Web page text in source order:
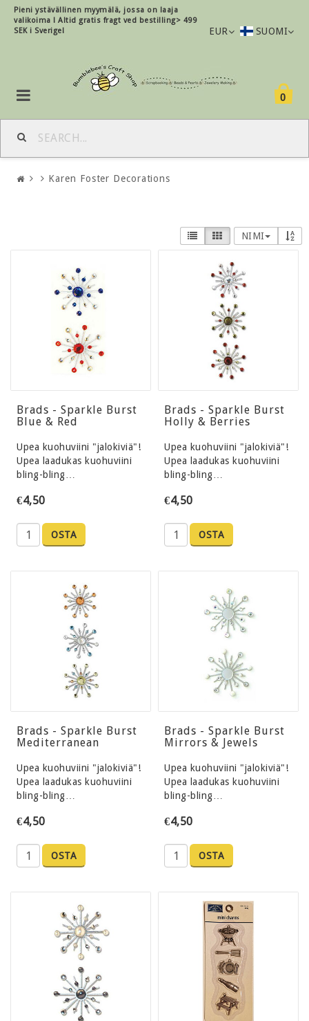
Pieni ystävällinen myymälä, jossa on laaja
valikoima ! Altid gratis fragt ved bestilling> 499
SEK i Sverige!
EUR SUOMI
0
Karen Foster Decorations
NIMI
Brads - Sparkle Burst
Blue & Red
Upea kuohuviini "jalokiviä"!
Upea laadukas kuohuviini
bling-bling…
€4,50
OSTA
Brads - Sparkle Burst
Holly & Berries
Upea kuohuviini "jalokiviä"!
Upea laadukas kuohuviini
bling-bling…
€4,50
OSTA
Brads - Sparkle Burst
Mediterranean
Upea kuohuviini "jalokiviä"!
Upea laadukas kuohuviini
bling-bling…
€4,50
OSTA
Brads - Sparkle Burst
Mirrors & Jewels
Upea kuohuviini "jalokiviä"!
Upea laadukas kuohuviini
bling-bling…
€4,50
OSTA